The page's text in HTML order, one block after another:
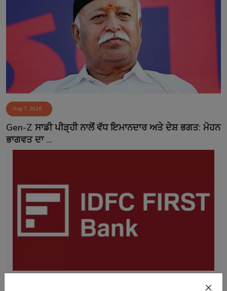
Aug 7, 2026
Gen-Z ਸਾਡੀ ਪੀੜ੍ਹੀ ਨਾਲੋਂ ਵੱਧ ਇਮਾਨਦਾਰ ਅਤੇ ਦੇਸ਼ ਭਗਤ: ਮੋਹਨ
ਭਾਗਵਤ ਦਾ ...